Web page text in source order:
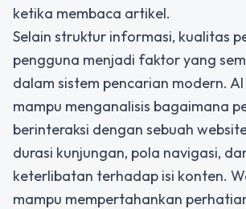
ketika membaca artikel.
Selain struktur informasi, kualitas
pengguna menjadi faktor yang
dalam sistem pencarian modern.
mampu menganalisis bagaimana
berinteraksi dengan sebuah
durasi kunjungan, pola navigasi,
keterlibatan terhadap isi konten.
mampu mempertahankan